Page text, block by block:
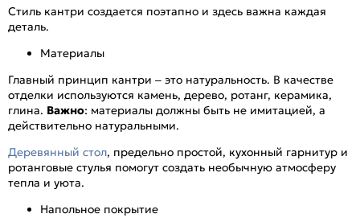
Стиль кантри создается поэтапно и здесь важна каждая
деталь.
Материалы
Главный принцип кантри – это натуральность. В качестве
отделки используются камень, дерево, ротанг, керамика,
глина. Важно: материалы должны быть не имитацией, а
действительно натуральными.
Деревянный стол, предельно простой, кухонный гарнитур и
ротанговые стулья помогут создать необычную атмосферу
тепла и уюта.
Напольное покрытие